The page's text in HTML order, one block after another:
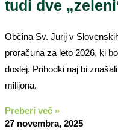
tudi dve
Občina Sv. Jurij v
proračuna za leto 2026, ki
doslej. Prihodki naj bi
milijona.
Preberi več »
27 novembra, 2025